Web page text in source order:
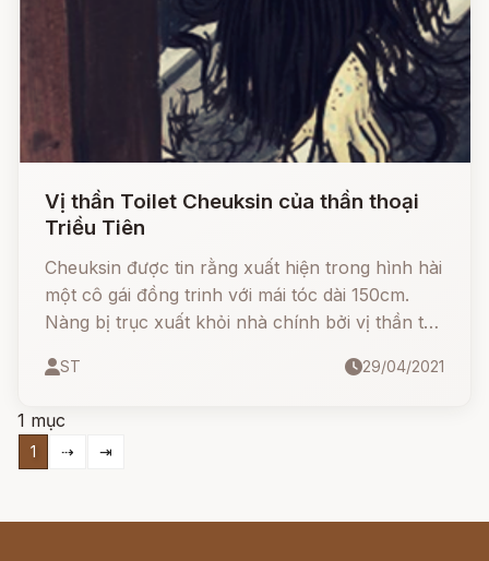
Vị thần Toilet Cheuksin của thần thoại
Triều Tiên
Cheuksin được tin rằng xuất hiện trong hình hài
một cô gái đồng trinh với mái tóc dài 150cm.
Nàng bị trục xuất khỏi nhà chính bởi vị thần tối
Jowangshin do chẳng chịu làm gì mà chỉ ngồi
ST 29/04/2021
1 mục
1 ⇢ ⇥